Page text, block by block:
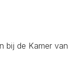
bij de Kamer van